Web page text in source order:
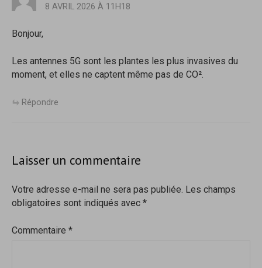
8 AVRIL 2026 À 11H18
Bonjour,
Les antennes 5G sont les plantes les plus invasives du
moment, et elles ne captent même pas de CO².
Répondre
Laisser un commentaire
Votre adresse e-mail ne sera pas publiée. Les champs
obligatoires sont indiqués avec *
Commentaire *